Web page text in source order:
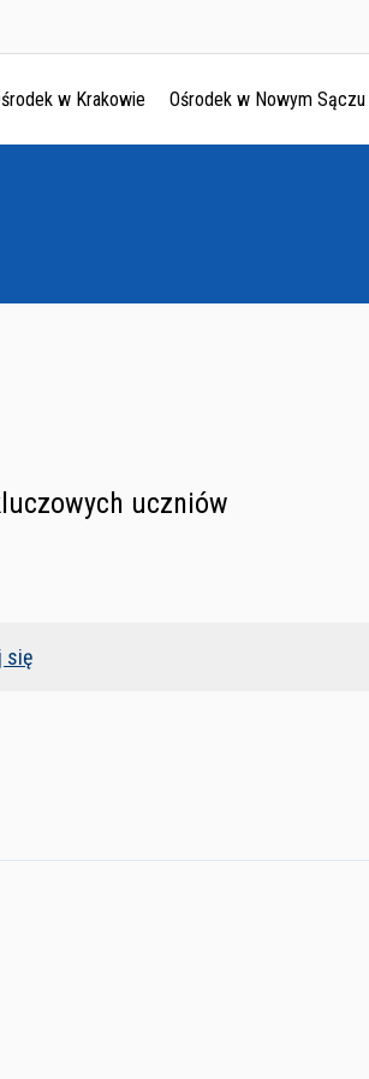
w Krakowie Ośrodek w Nowym Sączu
uczniów
się
Ośrodek w Krakowie